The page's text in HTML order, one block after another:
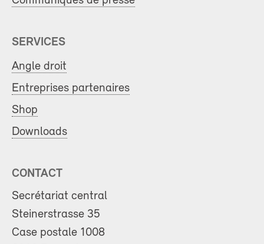
SERVICES
Angle droit
Entreprises partenaires
Shop
Downloads
CONTACT
Secrétariat central
Steinerstrasse 35
Case postale 1008